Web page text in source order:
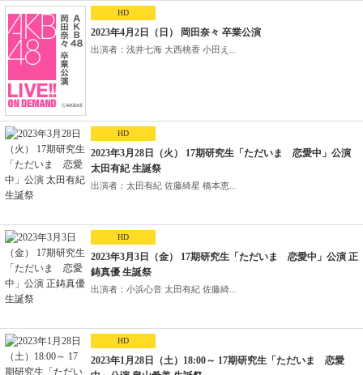
HD
2023年4月2日（日） 岡田奈々 卒業公演
出演者：浅井七海 大西桃香 小田え...
HD
2023年3月28日（火） 17期研究生「ただいま 恋愛中」公演
太田有紀 生誕祭
出演者：太田有紀 佐藤綺星 橋本恵...
HD
2023年3月3日（金） 17期研究生「ただいま 恋愛中」公演 正
鋳真優 生誕祭
出演者：小浜心音 太田有紀 佐藤綺...
HD
2023年1月28日（土）18:00～ 17期研究生「ただいま 恋愛